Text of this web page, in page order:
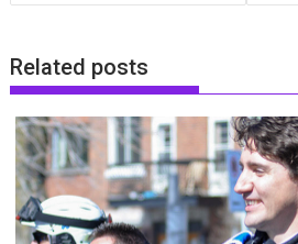
Related posts